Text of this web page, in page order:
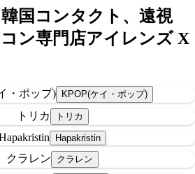
韓国コンタクト、遠視
ン専門店アイレンズ X
・ポップ)
トリカ
クラレン